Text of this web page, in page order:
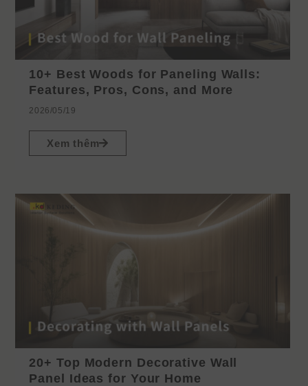
10+ Best Woods for Paneling Walls:
Features, Pros, Cons, and More
2026/05/19
Xem thêm
20+ Top Modern Decorative Wall
Panel Ideas for Your Home